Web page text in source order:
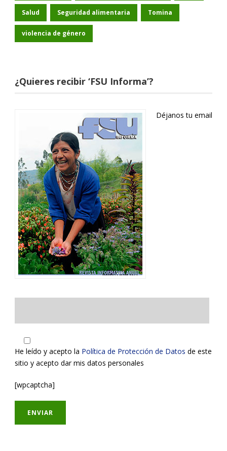
Salud Seguridad alimentaria Tomina
violencia de género
¿Quieres recibir ‘FSU Informa’?
Déjanos tu email
He leído y acepto la Política de Protección de Datos de este
sitio y acepto dar mis datos personales
[wpcaptcha]